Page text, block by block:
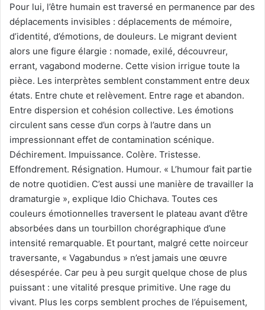
Pour lui, l’être humain est traversé en permanence par des
déplacements invisibles : déplacements de mémoire,
d’identité, d’émotions, de douleurs. Le migrant devient
alors une figure élargie : nomade, exilé, découvreur,
errant, vagabond moderne. Cette vision irrigue toute la
pièce. Les interprètes semblent constamment entre deux
états. Entre chute et relèvement. Entre rage et abandon.
Entre dispersion et cohésion collective. Les émotions
circulent sans cesse d’un corps à l’autre dans un
impressionnant effet de contamination scénique.
Déchirement. Impuissance. Colère. Tristesse.
Effondrement. Résignation. Humour. « L’humour fait partie
de notre quotidien. C’est aussi une manière de travailler la
dramaturgie », explique Idio Chichava. Toutes ces
couleurs émotionnelles traversent le plateau avant d’être
absorbées dans un tourbillon chorégraphique d’une
intensité remarquable. Et pourtant, malgré cette noirceur
traversante, « Vagabundus » n’est jamais une œuvre
désespérée. Car peu à peu surgit quelque chose de plus
puissant : une vitalité presque primitive. Une rage du
vivant. Plus les corps semblent proches de l’épuisement,